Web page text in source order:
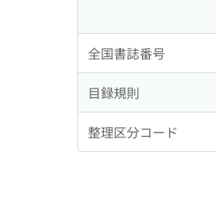
全国書誌番号
目録規則
整理区分コード